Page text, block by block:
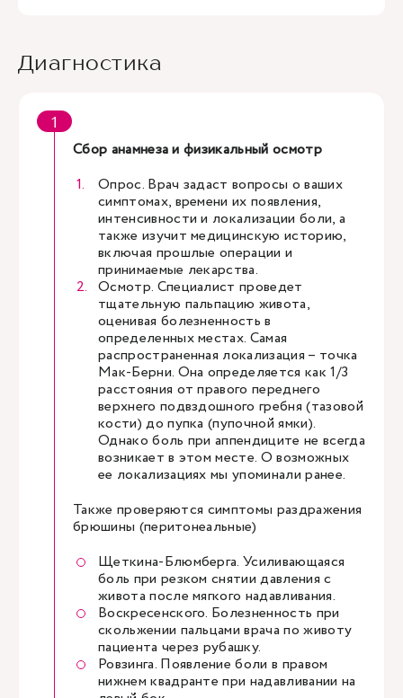
Диагностика
Сбор анамнеза и физикальный осмотр
Опрос. Врач задаст вопросы о ваших
симптомах, времени их появления,
интенсивности и локализации боли, а
также изучит медицинскую историю,
включая прошлые операции и
принимаемые лекарства.
Осмотр. Специалист проведет
тщательную пальпацию живота,
оценивая болезненность в
определенных местах. Самая
распространенная локализация – точка
Мак-Берни. Она определяется как 1/3
расстояния от правого переднего
верхнего подвздошного гребня (тазовой
кости) до пупка (пупочной ямки).
Однако боль при аппендиците не всегда
возникает в этом месте. О возможных
ее локализациях мы упоминали ранее.
Также проверяются симптомы раздражения
брюшины (перитонеальные)
Щеткина-Блюмберга. Усиливающаяся
боль при резком снятии давления с
живота после мягкого надавливания.
Воскресенского. Болезненность при
скольжении пальцами врача по животу
пациента через рубашку.
Ровзинга. Появление боли в правом
нижнем квадранте при надавливании на